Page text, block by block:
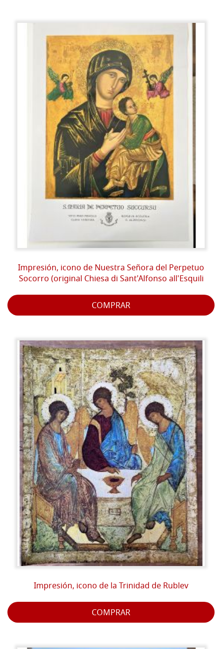
Impresión, icono de Nuestra Señora del Perpetuo
Socorro (original Chiesa di Sant'Alfonso all'Esquili
COMPRAR
Impresión, icono de la Trinidad de Rublev
COMPRAR